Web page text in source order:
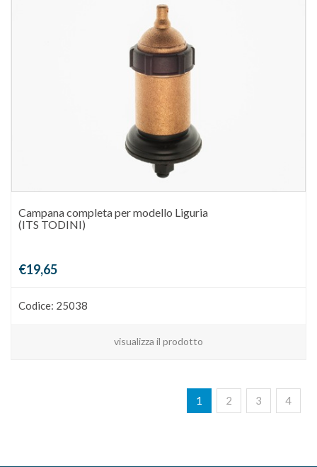
Campana completa per modello Liguria
(ITS TODINI)
€19,65
Codice: 25038
visualizza il prodotto
1 2 3 4